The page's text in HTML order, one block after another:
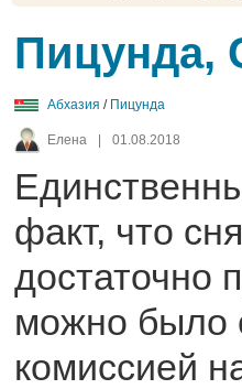
Пицунда,
Абхазия / Пицунда
Елена 01.08.2018
факт, что
достаточно
можно было
комиссией